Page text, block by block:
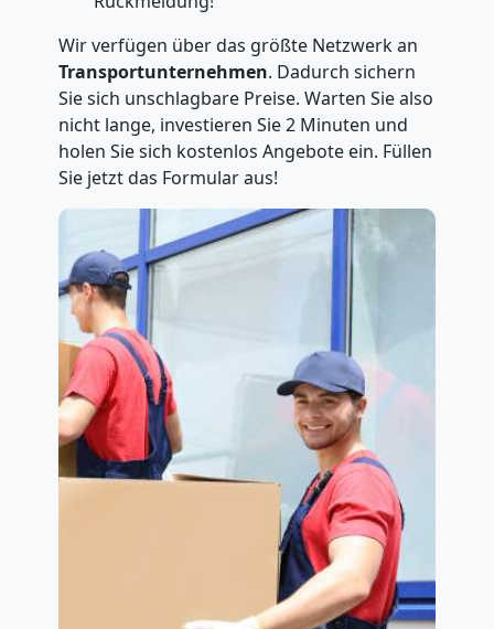
Wir verfügen über das größte Netzwerk an
Transportunternehmen. Dadurch sichern
Sie sich unschlagbare Preise. Warten Sie also
nicht lange, investieren Sie 2 Minuten und
holen Sie sich kostenlos Angebote ein. Füllen
Sie jetzt das Formular aus!